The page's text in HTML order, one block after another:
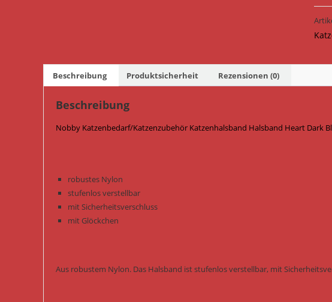
Dark
Blue
Beschreibung Produktsicherheit Rezensionen (0)
Beschreibung
Nobby Katzenbedarf/Katzenzubehör Katzenhalsband Halsband Heart Dark
robustes Nylon
stufenlos verstellbar
mit Sicherheitsverschluss
mit Glöckchen
Aus robustem Nylon. Das Halsband ist stufenlos verstellbar, mit